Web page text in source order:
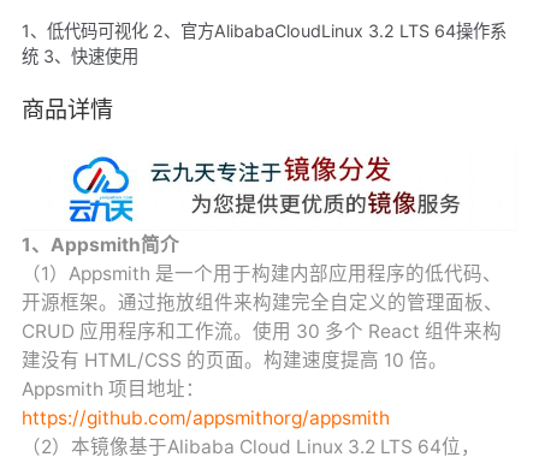
1、低代码可视化 2、官方AlibabaCloudLinux 3.2 LTS 64操作系
统 3、快速使用
商品详情
1、Appsmith简介
（1）Appsmith 是一个用于构建内部应用程序的低代码、
开源框架。通过拖放组件来构建完全自定义的管理面板、
CRUD 应用程序和工作流。使用 30 多个 React 组件来构
建没有 HTML/CSS 的页面。构建速度提高 10 倍。
Appsmith 项目地址：
https://github.com/appsmithorg/appsmith
（2）本镜像基于Alibaba Cloud Linux 3.2 LTS 64位，